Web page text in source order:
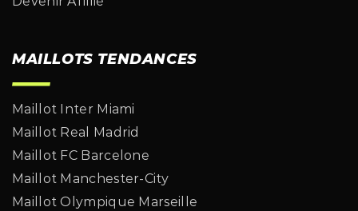
MAILLOTS TENDANCES
Maillot Inter Miami
Maillot Real Madrid
Maillot FC Barcelone
Maillot Manchester-City
Maillot Olympique Marseille